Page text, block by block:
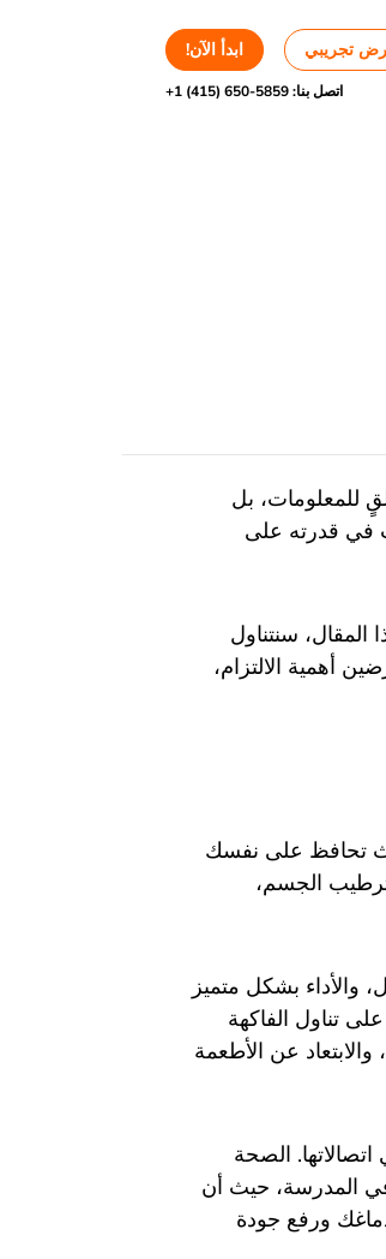
تجريبي ابدأ الآن!
اتصل بنا:+1 (415) 650-5859
للمعلومات، بل
في قدرته على
سنتناول
أهمية الالتزام،
تحافظ على نفسك
ترطيب الجسم،
والأداء بشكل متميز
تناول الفاكهة
والابتعاد عن الأطعمة
الصحة
المدرسة، حيث أن
ورفع جودة